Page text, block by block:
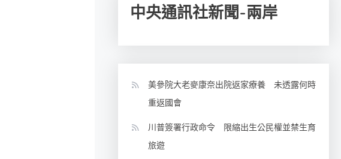
中央通訊社新聞-兩岸
美參院大老麥康奈出院返家療養 未透露何時
重返國會
川普簽署行政命令 限縮出生公民權並禁生育
旅遊